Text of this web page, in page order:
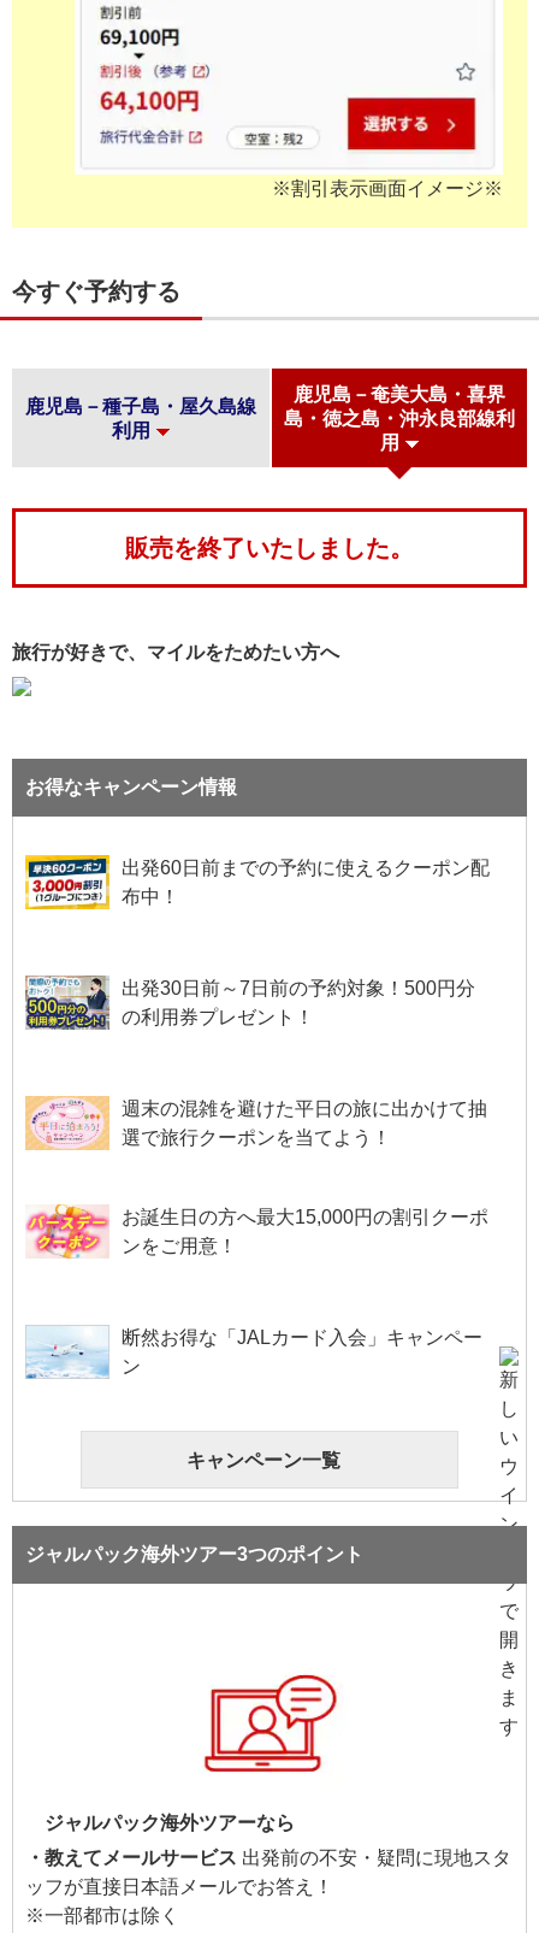
※割引表示画面イメージ※
今すぐ予約する
鹿児島－種子島・屋久島線
利用
鹿児島－奄美大島・喜界
島・徳之島・沖永良部線利
用
販売を終了いたしました。
旅行が好きで、マイルをためたい方へ
お得なキャンペーン情報
出発60日前までの予約に使えるクーポン配
布中！
出発30日前～7日前の予約対象！500円分
の利用券プレゼント！
週末の混雑を避けた平日の旅に出かけて抽
選で旅行クーポンを当てよう！
お誕生日の方へ最大15,000円の割引クーポ
ンをご用意！
断然お得な「JALカード入会」キャンペー
ン
キャンペーン一覧
ジャルパック海外ツアー3つのポイント
ジャルパック海外ツアーなら
・教えてメールサービス 出発前の不安・疑問に現地スタ
ッフが直接日本語メールでお答え！
※一部都市は除く